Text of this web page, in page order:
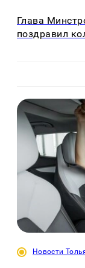
Глава
поздравил
Новости